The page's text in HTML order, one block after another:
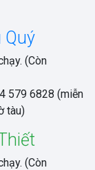
(Còn
579 6828 (miễn
tàu)
(Còn